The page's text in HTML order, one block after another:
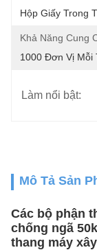
Hộp Giấy Trong
Khả Năng Cung
1000 Đơn Vị Mỗi
Làm nổi bật:
Mô Tả Sản
Các bộ phận
chống ngã
thang máy